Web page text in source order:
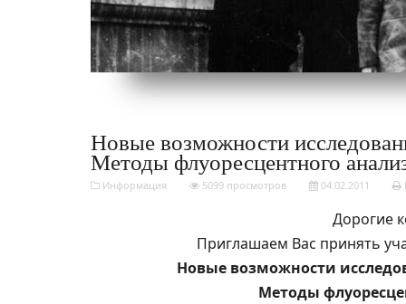
Новые возможности
Методы флуоресцентного
Информация 5099 просмотров 04.02.2011
Дорогие
Приглашаем Вас принять
Новые возможности
Методы